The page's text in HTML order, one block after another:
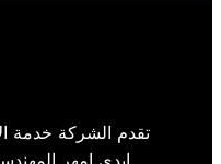
تقدم الشركة خدمة
ايدي امهر